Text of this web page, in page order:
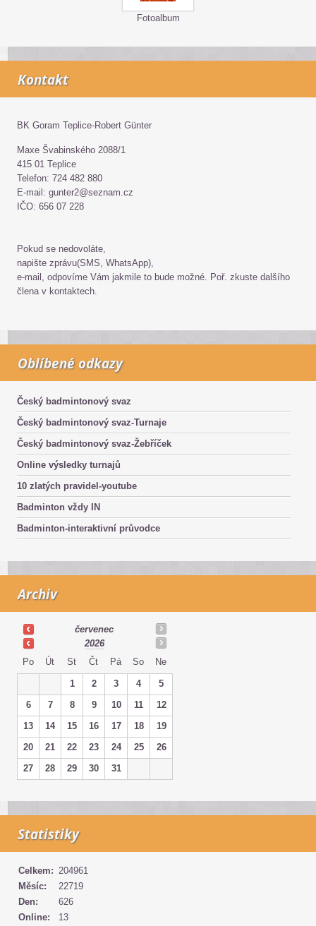
Fotoalbum
Kontakt
BK Goram Teplice-Robert Günter
Maxe Švabinského 2088/1
415 01 Teplice
Telefon: 724 482 880
E-mail: gunter2@seznam.cz
IČO: 656 07 228
Pokud se nedovoláte,
napište zprávu(SMS, WhatsApp),
e-mail, odpovíme Vám jakmile to bude možné. Poř. zkuste dalšího
člena v kontaktech.
Oblíbené odkazy
Český badmintonový svaz
Český badmintonový svaz-Turnaje
Český badmintonový svaz-Žebříček
Online výsledky turnajů
10 zlatých pravidel-youtube
Badminton vždy IN
Badminton-interaktivní průvodce
Archiv
červenec
2026
Po
Út St Čt Pá So Ne
1 2 3 4
5
6
7 8 9 10 11
12
13
14 15 16 17 18
19
20
21 22 23 24 25
26
27
28 29 30 31
Statistiky
Online: 13
Celkem: 204961
Měsíc:
22719
Den:
626